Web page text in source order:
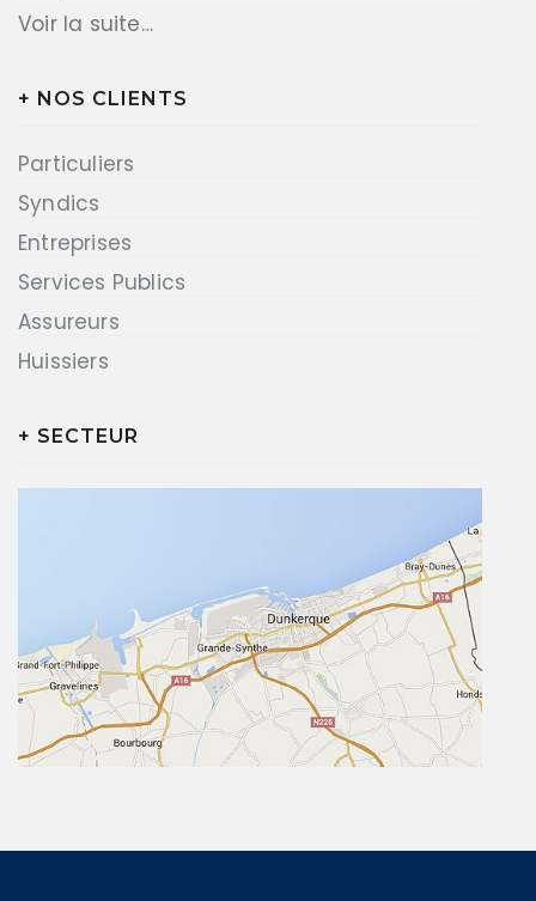
Voir la suite…
+ NOS CLIENTS
Particuliers
Syndics
Entreprises
Services Publics
Assureurs
Huissiers
+ SECTEUR